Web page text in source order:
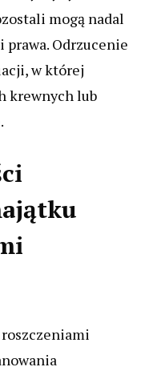
mogą nadal
prawa. Odrzucenie
w której
krewnych lub